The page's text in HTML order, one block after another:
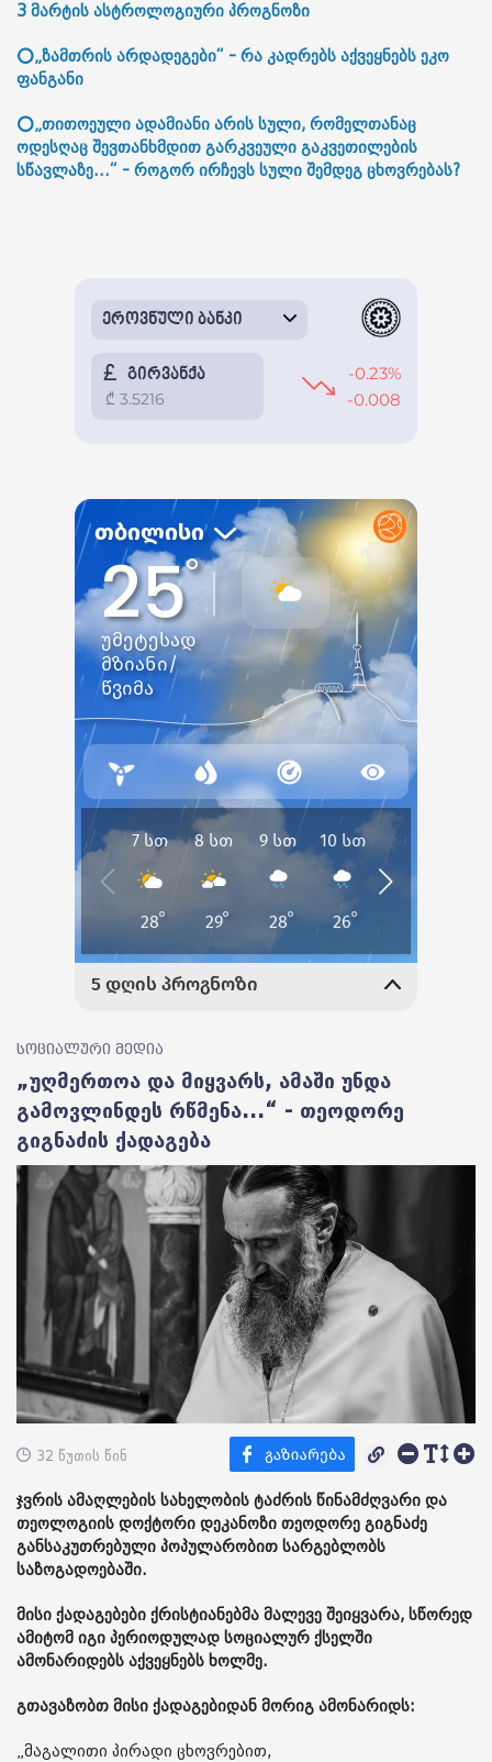
3 მარტის ასტროლოგიური პროგნოზი
⭕„ზამთრის არდადეგები“ - რა კადრებს აქვეყნებს ეკო
ფანგანი
⭕„თითოეული ადამიანი არის სული, რომელთანაც
ოდესღაც შევთანხმდით გარკვეული გაკვეთილების
სწავლაზე...“ - როგორ ირჩევს სული შემდეგ ცხოვრებას?
სოციალური მედია
„უღმერთოა და მიყვარს, ამაში უნდა
გამოვლინდეს რწმენა...“ - თეოდორე
გიგნაძის ქადაგება
32 წუთის წინ
ჯვრის ამაღლების სახელობის ტაძრის წინამძღვარი და
თეოლოგიის დოქტორი დეკანოზი თეოდორე გიგნაძე
განსაკუთრებული პოპულარობით სარგებლობს
საზოგადოებაში.
მისი ქადაგებები ქრისტიანებმა მალევე შეიყვარა, სწორედ
ამიტომ იგი პერიოდულად სოციალურ ქსელში
ამონარიდებს აქვეყნებს ხოლმე.
გთავაზობთ მისი ქადაგებიდან მორიგ ამონარიდს:
„მაგალითი პირადი ცხოვრებით,